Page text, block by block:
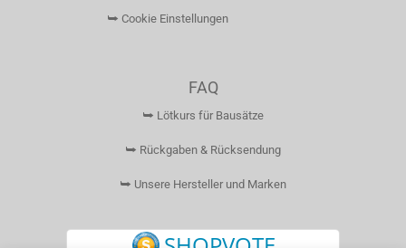
⮩ Cookie Einstellungen
FAQ
⮩ Lötkurs für Bausätze
⮩ Rückgaben & Rücksendung
⮩ Unsere Hersteller und Marken